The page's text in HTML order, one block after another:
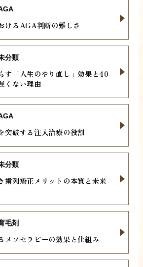
けるAGA判断の難しさ
す「人生のやり直し」効果と40
くない理由
分類
突破する注入治療の役割
歯列矯正メリットの本質と未来
分類
メソセラピーの効果と仕組み
毛剤